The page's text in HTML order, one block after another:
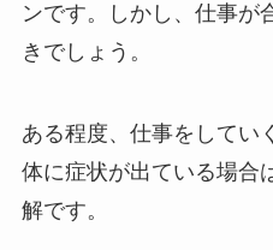
ンです。しかし、仕事が
きでしょう。
ある程度、仕事をしてい
体に症状が出ている場合
解です。